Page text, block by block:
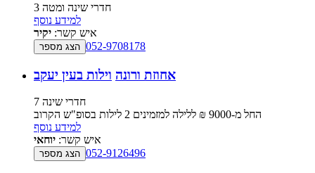
3 חדרי שינה ומטה
למידע נוסף
איש קשר: יקיר
הצג מספר 052-9708178
אחוזת ורונה וילות בעין יעקב
7 חדרי שינה
החל מ-‏9000 ₪ ללילה למזמינים 2 לילות בסופ"ש הקרוב
למידע נוסף
איש קשר: יוחאי
הצג מספר 052-9126496